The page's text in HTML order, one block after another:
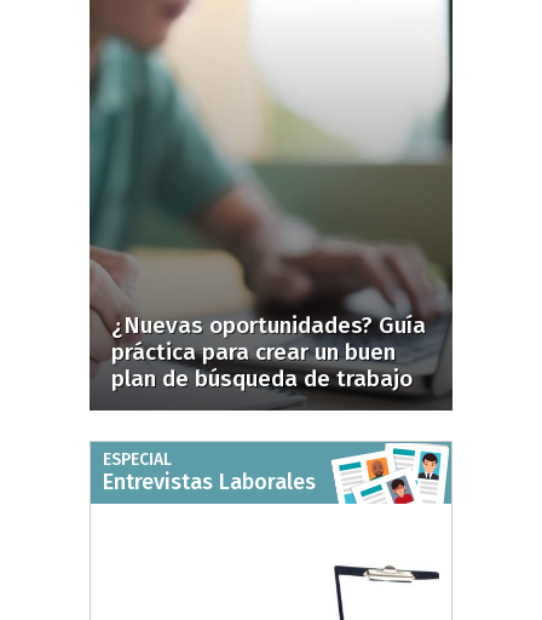
¿Nuevas oportunidades? Guía
práctica para crear un buen
plan de búsqueda de trabajo
ESPECIAL
Entrevistas Laborales